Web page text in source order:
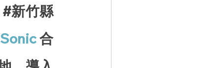
#新竹縣
合